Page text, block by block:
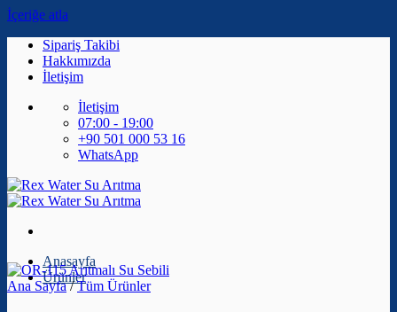
İçeriğe atla
Sipariş Takibi
Hakkımızda
İletişim
İletişim
07:00 - 19:00
+90 501 000 53 16
WhatsApp
Anasayfa
Ürünler
Ana Sayfa / Tüm Ürünler